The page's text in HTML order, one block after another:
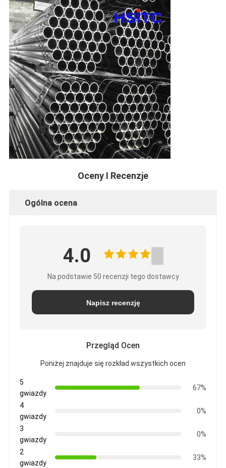
Oceny I Recenzje
Ogólna ocena
4.0
Na podstawie 50 recenzji tego dostawcy
Napisz recenzję
Przegląd Ocen
Poniżej znajduje się rozkład wszystkich ocen
5
gwiazdy
67%
4
gwiazdy
0%
3
gwiazdy
0%
2
gwiazdy
33%